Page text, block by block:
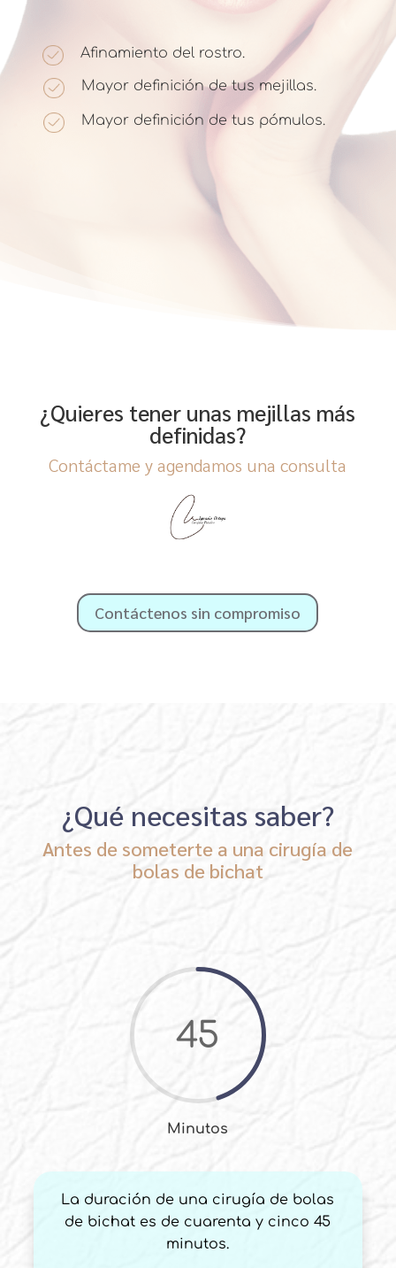
Afinamiento del rostro.
Mayor definición de tus mejillas.
Mayor definición de tus pómulos.
¿Quieres tener unas mejillas más
definidas?
Contáctame y agendamos una consulta
Contáctenos sin compromiso
¿Qué necesitas saber?
Antes de someterte a una cirugía de
bolas de bichat
45
Minutos
La duración de una cirugía de bolas
de bichat es de cuarenta y cinco 45
minutos.